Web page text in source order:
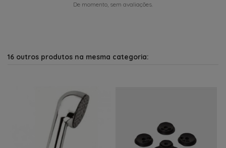
De momento, sem avaliações.
16 outros produtos na mesma categoria: